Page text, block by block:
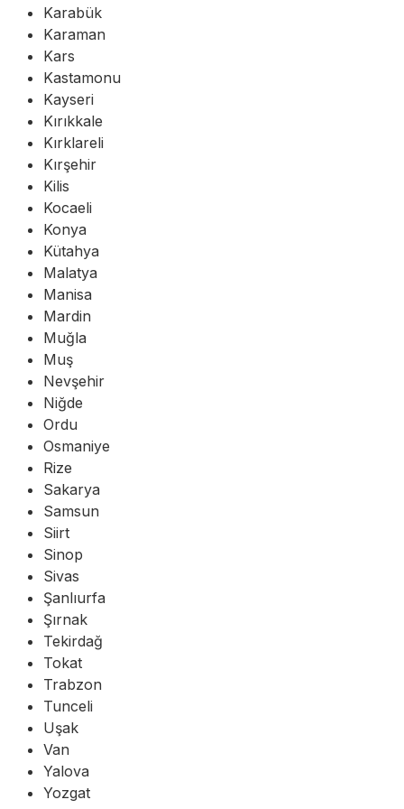
Karabük
Karaman
Kars
Kastamonu
Kayseri
Kırıkkale
Kırklareli
Kırşehir
Kilis
Kocaeli
Konya
Kütahya
Malatya
Manisa
Mardin
Muğla
Muş
Nevşehir
Niğde
Ordu
Osmaniye
Rize
Sakarya
Samsun
Siirt
Sinop
Sivas
Şanlıurfa
Şırnak
Tekirdağ
Tokat
Trabzon
Tunceli
Uşak
Van
Yalova
Yozgat